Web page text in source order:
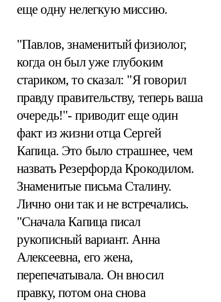
еще одну нелегкую миссию.
"Павлов, знаменитый физиолог,
когда он был уже глубоким
стариком, то сказал: "Я говорил
правду правительству, теперь ваша
очередь!"- приводит еще один
факт из жизни отца Сергей
Капица. Это было страшнее, чем
назвать Резерфорда Крокодилом.
Знаменитые письма Сталину.
Лично они так и не встречались.
"Сначала Капица писал
рукописный вариант. Анна
Алексеевна, его жена,
перепечатывала. Он вносил
правку, потом она снова